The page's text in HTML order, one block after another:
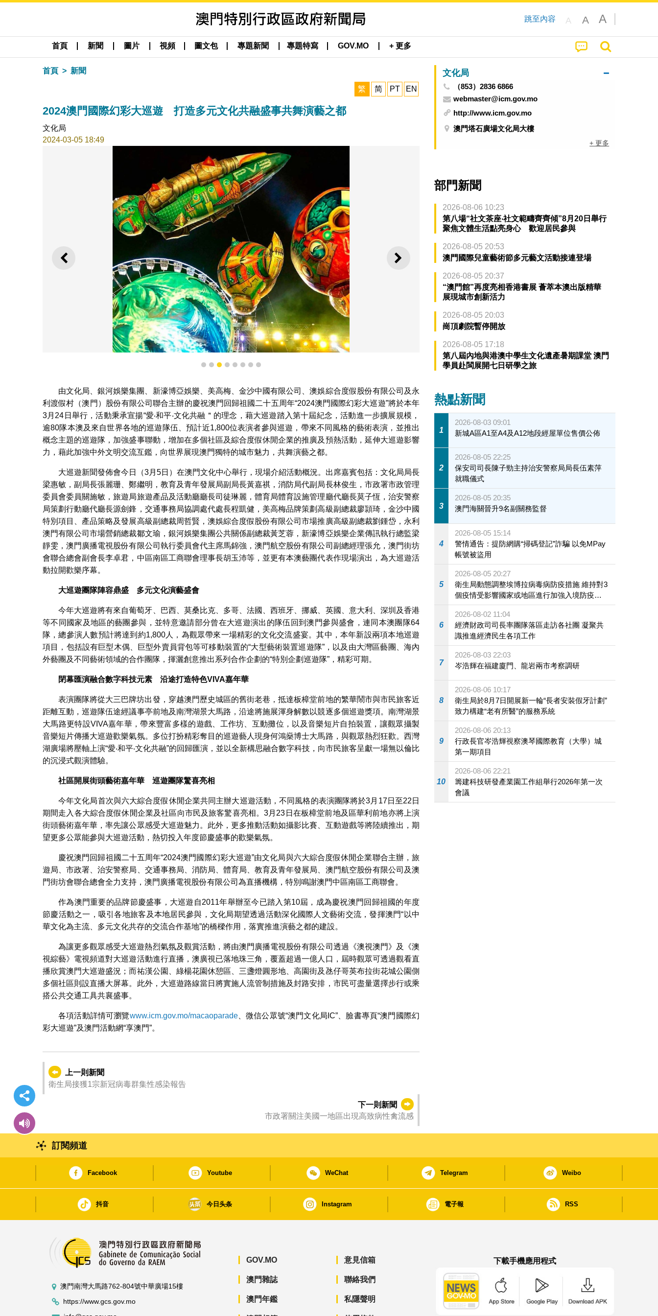
跳至內容 A A A
首頁 新聞 圖片 視頻 圖文包 專題新聞 專題特寫 GOV.MO + 更多
首頁 新聞
繁 简 PT EN
2024澳門國際幻彩大巡遊 打造多元文化共融盛事共舞演藝之都
文化局
2024-03-05 18:49
上一則 下一則
2024澳門國際幻彩大巡遊 打造多元文化共融盛事共舞演藝之都
1 2 3 4 5 6 7 8
由文化局、銀河娛樂集團、新濠博亞娛樂、美高梅、金沙中國有限公司、澳娛綜合度假股份有限公司及永
利渡假村（澳門）股份有限公司聯合主辦的慶祝澳門回歸祖國二十五周年“2024澳門國際幻彩大巡遊”將於本年
3月24日舉行，活動秉承宣揚“愛‧和平‧文化共融＂的理念，藉大巡遊踏入第十屆紀念，活動進一步擴展規模，
逾80隊本澳及來自世界各地的巡遊隊伍、預計近1,800位表演者參與巡遊，帶來不同風格的藝術表演，並推出
概念主題的巡遊隊，加強盛事聯動，增加在多個社區及綜合度假休閒企業的推廣及預熱活動，延伸大巡遊影響
力，藉此加強中外文明交流互鑑，向世界展現澳門獨特的城市魅力，共舞演藝之都。
大巡遊新聞發佈會今日（3月5日）在澳門文化中心舉行，現場介紹活動概況。出席嘉賓包括：文化局局長
梁惠敏，副局長張麗珊、鄭繼明，教育及青年發展局副局長黃嘉祺，消防局代副局長林俊生，市政署市政管理
委員會委員關施敏，旅遊局旅遊產品及活動廳廳長司徒琳麗，體育局體育設施管理廳代廳長莫子恆，治安警察
局策劃行動廳代廳長源劍鋒，交通事務局協調處代處長程凱健，美高梅品牌策劃高級副總裁廖頴琦，金沙中國
特別項目、產品策略及發展高級副總裁周哲賢，澳娛綜合度假股份有限公司市場推廣高級副總裁劉鍾岱，永利
澳門有限公司市場營銷總裁鄒文瑜，銀河娛樂集團公共關係副總裁黃芝蓉，新濠博亞娛樂企業傳訊執行總監梁
靜雯，澳門廣播電視股份有限公司執行委員會代主席馬錦強，澳門航空股份有限公司副總經理張允，澳門街坊
會聯合總會副會長李卓君，中區南區工商聯會理事長胡玉沛等，並更有本澳藝團代表作現場演出，為大巡遊活
動拉開歡樂序幕。
大巡遊團隊陣容鼎盛 多元文化演藝盛會
今年大巡遊將有來自葡萄牙、巴西、莫桑比克、多哥、法國、西班牙、挪威、英國、意大利、深圳及香港
等不同國家及地區的藝團參與，並特意邀請部分曾在大巡遊演出的隊伍回到澳門參與盛會，連同本澳團隊64
隊，總參演人數預計將達到約1,800人，為觀眾帶來一場精彩的文化交流盛宴。其中，本年新設兩項本地巡遊
項目，包括設有巨型木偶、巨型外賣員背包等可移動裝置的“大型藝術裝置巡遊隊”，以及由大灣區藝團、海內
外藝團及不同藝術領域的合作團隊，揮灑創意推出系列合作企劃的“特別企劃巡遊隊”，精彩可期。
閉幕匯演融合數字科技元素 沿途打造特色VIVA嘉年華
表演團隊將從大三巴牌坊出發，穿越澳門歷史城區的舊街老巷，抵達板樟堂前地的繁華鬧市與市民旅客近
距離互動，巡遊隊伍途經議事亭前地及南灣湖景大馬路，沿途將施展渾身解數以競逐多個巡遊獎項。南灣湖景
大馬路更特設VIVA嘉年華，帶來豐富多樣的遊戲、工作坊、互動攤位，以及音樂短片自拍裝置，讓觀眾攝製
音樂短片傳播大巡遊歡樂氣氛。多位打扮精彩奪目的巡遊藝人現身何鴻燊博士大馬路，與觀眾熱烈狂歡。西灣
湖廣場將壓軸上演“愛‧和平‧文化共融”的回歸匯演，並以全新構思融合數字科技，向市民旅客呈獻一場無以倫比
的沉浸式觀演體驗。
社區開展街頭藝術嘉年華 巡遊團隊驚喜亮相
今年文化局首次與六大綜合度假休閒企業共同主辦大巡遊活動，不同風格的表演團隊將於3月17日至22日
期間走入各大綜合度假休閒企業及社區向市民及旅客驚喜亮相。3月23日在板樟堂前地及區華利前地亦將上演
街頭藝術嘉年華，率先讓公眾感受大巡遊魅力。此外，更多推動活動如攝影比賽、互動遊戲等將陸續推出，期
望更多公眾能參與大巡遊活動，熱切投入年度節慶盛事的歡樂氣氛。
慶祝澳門回歸祖國二十五周年“2024澳門國際幻彩大巡遊”由文化局與六大綜合度假休閒企業聯合主辦，旅
遊局、市政署、治安警察局、交通事務局、消防局、體育局、教育及青年發展局、澳門航空股份有限公司及澳
門街坊會聯合總會全力支持，澳門廣播電視股份有限公司為直播機構，特別鳴謝澳門中區南區工商聯會。
作為澳門重要的品牌節慶盛事，大巡遊自2011年舉辦至今已踏入第10屆，成為慶祝澳門回歸祖國的年度
節慶活動之一，吸引各地旅客及本地居民參與，文化局期望透過活動深化國際人文藝術交流，發揮澳門“以中
華文化為主流、多元文化共存的交流合作基地”的橋樑作用，落實推進演藝之都的建設。
為讓更多觀眾感受大巡遊熱烈氣氛及觀賞活動，將由澳門廣播電視股份有限公司透過《澳視澳門》及《澳
視綜藝》電視頻道對大巡遊活動進行直播，澳廣視已落地珠三角，覆蓋超過一億人口，屆時觀眾可透過觀看直
播欣賞澳門大巡遊盛況；而祐漢公園、綠楊花園休憩區、三盞燈圓形地、高園街及氹仔哥英布拉街花城公園側
多個社區則設直播大屏幕。此外，大巡遊路線當日將實施人流管制措施及封路安排，市民可盡量選擇步行或乘
搭公共交通工具共襄盛事。
各項活動詳情可瀏覽www.icm.gov.mo/macaoparade、微信公眾號“澳門文化局IC”、臉書專頁“澳門國際幻
彩大巡遊”及澳門活動網“享澳門”。
上一則新聞
衛生局接獲1宗新冠病毒群集性感染報告
下一則新聞
市政署關注美國一地區出現高致病性禽流感
文化局
（853）2836 6866
webmaster@icm.gov.mo
http://www.icm.gov.mo
澳門塔石廣場文化局大樓
+ 更多
部門新聞
2026-08-06 10:23
第八場“社文茶座‧社文範疇齊齊傾”8月20日舉行
聚焦文體生活點亮身心 歡迎居民參與
2026-08-05 20:53
澳門國際兒童藝術節多元藝文活動接連登場
2026-08-05 20:37
“澳門館”再度亮相香港書展 薈萃本澳出版精華
展現城市創新活力
2026-08-05 20:03
崗頂劇院暫停開放
2026-08-05 17:18
第八屆內地與港澳中學生文化遺產暑期課堂 澳門
學員赴閩展開七日研學之旅
熱點新聞
1
2026-08-03 09:01
新城A區A1至A4及A12地段經屋單位售價公佈
2
2026-08-05 22:25
保安司司長陳子勁主持治安警察局局長伍素萍
就職儀式
3
2026-08-05 20:35
澳門海關晉升9名副關務監督
4
2026-08-05 15:14
警情通告：提防網購“掃碼登記”詐騙 以免MPay
帳號被盜用
5
2026-08-05 20:27
衛生局動態調整埃博拉病毒病防疫措施 維持對3
個疫情受影響國家或地區進行加強入境防疫措
施
6
2026-08-02 11:04
經濟財政司司長率團隊落區走訪各社團 凝聚共
識推進經濟民生各項工作
7
2026-08-03 22:03
岑浩輝在福建廈門、龍岩兩市考察調研
8
2026-08-06 10:17
衛生局於8月7日開展新一輪“長者安裝假牙計劃”
致力構建“老有所醫”的服務系統
9
2026-08-06 20:13
行政長官岑浩輝視察澳琴國際教育（大學）城
第一期項目
10
2026-08-06 22:21
籌建科技研發產業園工作組舉行2026年第一次
會議
訂閱頻道
Facebook Youtube WeChat Telegram Weibo
抖音 今日头条 Instagram 電子報 RSS
澳門南灣大馬路762-804號中華廣場15樓
https://www.gcs.gov.mo
GOV.MO
澳門雜誌
澳門年鑑
意見信箱
聯絡我們
私隱聲明
下載手機應用程式